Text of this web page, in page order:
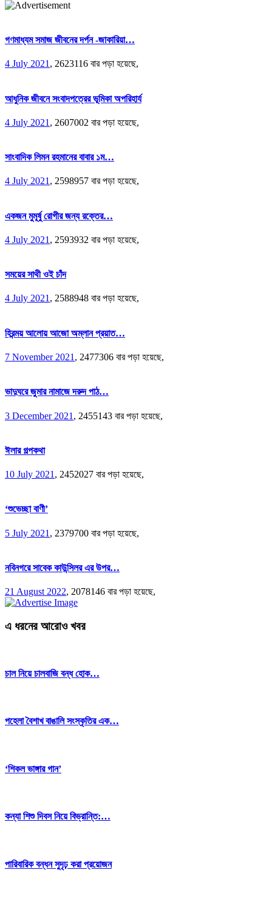
গণমাধ্যম সমাজ জীবনের দর্পন -জাকারিয়া…
4 July 2021 , 2623116 বার পড়া হয়েছে,
আধুনিক জীবনে সংবাদপত্রের ভূমিকা অপরিহার্য
4 July 2021 , 2607002 বার পড়া হয়েছে,
সাংবাদিক লিমন রহমানের বাবার ১ম…
4 July 2021, 2598957 বার পড়া হয়েছে,
একজন মুমূর্ষু রোগীর জন্য রক্তের…
4 July 2021 , 2593932 বার পড়া হয়েছে,
সময়ের সাথী ওই চাঁদ
4 July 2021, 2588948 বার পড়া হয়েছে,
হিরন্ময় আলোয় আজো অম্লান প্রয়াত…
7 November 2021 , 2477306 বার পড়া হয়েছে,
ভাদুঘরে জুমার নামাজে দরুদ পাঠ…
3 December 2021 , 2455143 বার পড়া হয়েছে,
ঈলার গল্পকথা
10 July 2021 , 2452027 বার পড়া হয়েছে,
‘শুভেচ্ছা বাণী’
5 July 2021 , 2379700 বার পড়া হয়েছে,
নবিনগরে সাবেক কাউন্সিলর এর উপর…
21 August 2022, 2078146 বার পড়া হয়েছে,
এ ধরনের আরোও খবর
চাল নিয়ে চালবাজি বন্ধ হোক…
পহেলা বৈশাখ বাঙালি সংস্কৃতির এক…
‘শিকল ভাঙ্গার গান’
কন্যা শিশু দিবস নিয়ে বিভ্রান্তি:…
পারিবারিক বন্ধন সুদৃঢ় করা প্রয়োজন